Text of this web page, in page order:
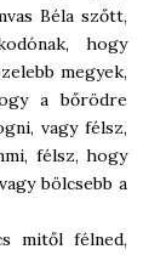
Béla szőtt,
hogy
megyek,
a bőrödre
vagy félsz,
félsz, hogy
bölcsebb a
mitől félned,